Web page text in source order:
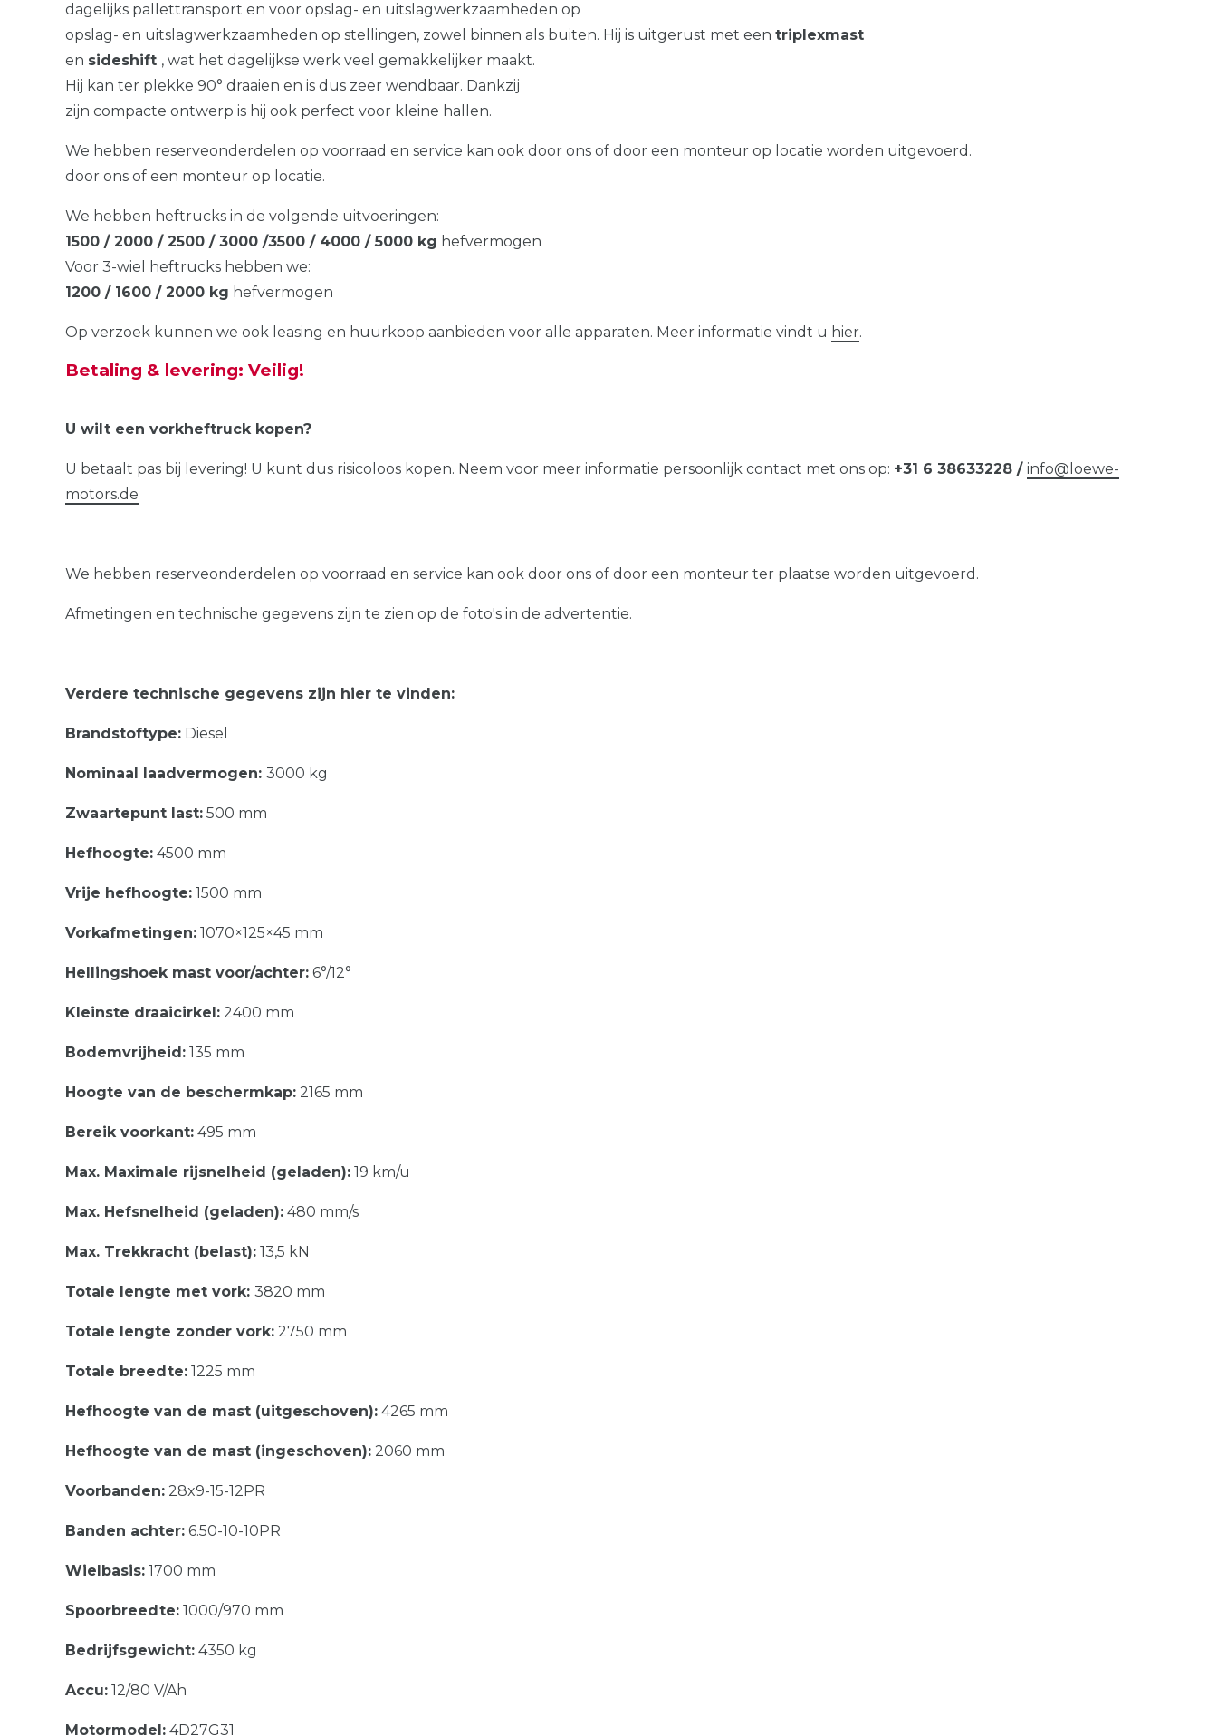
dagelijks pallettransport en voor opslag- en uitslagwerkzaamheden op
opslag- en uitslagwerkzaamheden op stellingen, zowel binnen als buiten. Hij is uitgerust met een triplexmast
en sideshift , wat het dagelijkse werk veel gemakkelijker maakt.
Hij kan ter plekke 90° draaien en is dus zeer wendbaar. Dankzij
zijn compacte ontwerp is hij ook perfect voor kleine hallen.
We hebben reserveonderdelen op voorraad en service kan ook door ons of door een monteur op locatie worden uitgevoerd.
door ons of een monteur op locatie.
We hebben heftrucks in de volgende uitvoeringen:
1500 / 2000 / 2500 / 3000 /3500 / 4000 / 5000 kg hefvermogen
Voor 3-wiel heftrucks hebben we:
1200 / 1600 / 2000 kg hefvermogen
Op verzoek kunnen we ook leasing en huurkoop aanbieden voor alle apparaten. Meer informatie vindt u hier.
Betaling & levering: Veilig!
U wilt een vorkheftruck kopen?
U betaalt pas bij levering! U kunt dus risicoloos kopen. Neem voor meer informatie persoonlijk contact met ons op: +31 6 38633228 / info@loewe-
motors.de
We hebben reserveonderdelen op voorraad en service kan ook door ons of door een monteur ter plaatse worden uitgevoerd.
Afmetingen en technische gegevens zijn te zien op de foto's in de advertentie.
Verdere technische gegevens zijn hier te vinden:
Brandstoftype: Diesel
Nominaal laadvermogen: 3000 kg
Zwaartepunt last: 500 mm
Hefhoogte: 4500 mm
Vrije hefhoogte: 1500 mm
Vorkafmetingen: 1070×125×45 mm
Hellingshoek mast voor/achter: 6°/12°
Kleinste draaicirkel: 2400 mm
Bodemvrijheid: 135 mm
Hoogte van de beschermkap: 2165 mm
Bereik voorkant: 495 mm
Max. Maximale rijsnelheid (geladen): 19 km/u
Max. Hefsnelheid (geladen): 480 mm/s
Max. Trekkracht (belast): 13,5 kN
Totale lengte met vork: 3820 mm
Totale lengte zonder vork: 2750 mm
Totale breedte: 1225 mm
Hefhoogte van de mast (uitgeschoven): 4265 mm
Hefhoogte van de mast (ingeschoven): 2060 mm
Voorbanden: 28x9-15-12PR
Banden achter: 6.50-10-10PR
Wielbasis: 1700 mm
Spoorbreedte: 1000/970 mm
Bedrijfsgewicht: 4350 kg
Accu: 12/80 V/Ah
Motormodel: 4D27G31